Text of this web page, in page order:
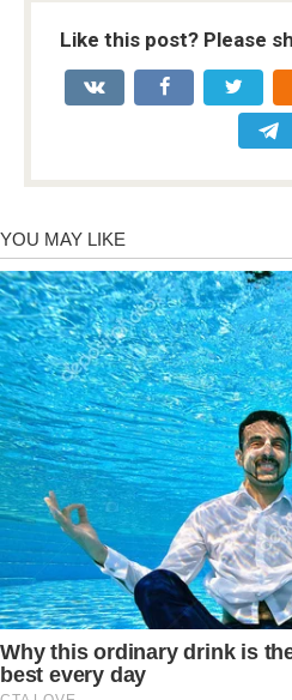
Like this post? Please